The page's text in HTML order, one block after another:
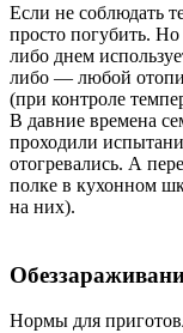
Если не соблюдать
просто погубить.
либо днем
либо — любой
(при контроле
В давние времена
проходили
отогревались. А
полке в кухонном
на них).
Нормы для